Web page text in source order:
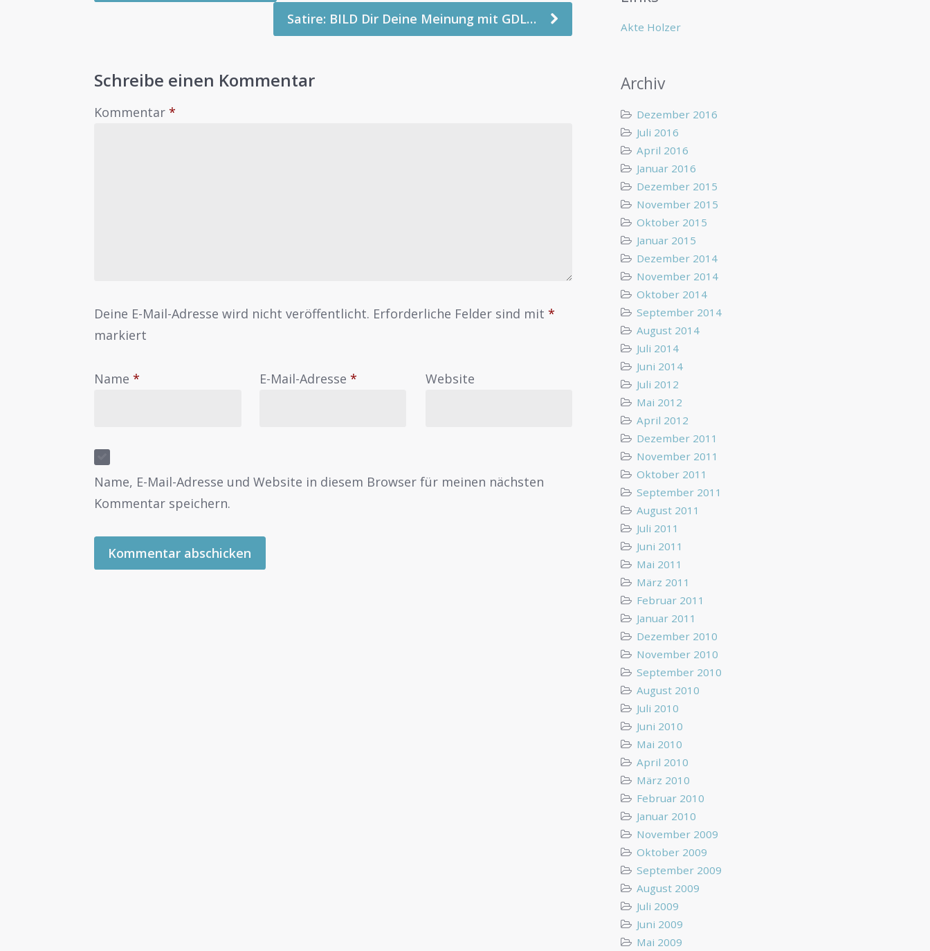
Satire: BILD Dir Deine Meinung mit GDL…
Schreibe einen Kommentar
Kommentar*
Deine E-Mail-Adresse wird nicht veröffentlicht. Erforderliche Felder sind mit*
markiert
Name* E-Mail-Adresse * Website
Name, E-Mail-Adresse und Website in diesem Browser für meinen nächsten
Kommentar speichern.
Akte Holzer
Archiv
Dezember 2016
Juli 2016
April 2016
Januar 2016
Dezember 2015
November 2015
Oktober 2015
Januar 2015
Dezember 2014
November 2014
Oktober 2014
September 2014
August 2014
Juli 2014
Juni 2014
Juli 2012
Mai 2012
April 2012
Dezember 2011
November 2011
Oktober 2011
September 2011
August 2011
Juli 2011
Juni 2011
Mai 2011
März 2011
Februar 2011
Januar 2011
Dezember 2010
November 2010
September 2010
August 2010
Juli 2010
Juni 2010
Mai 2010
April 2010
März 2010
Februar 2010
Januar 2010
November 2009
Oktober 2009
September 2009
August 2009
Juli 2009
Juni 2009
Mai 2009